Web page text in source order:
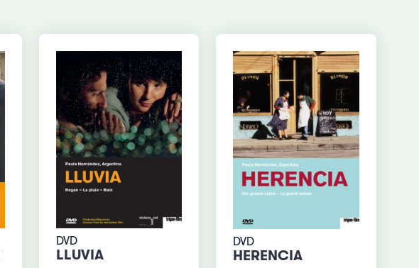
DVD
LLUVIA
DVD
HERENCIA